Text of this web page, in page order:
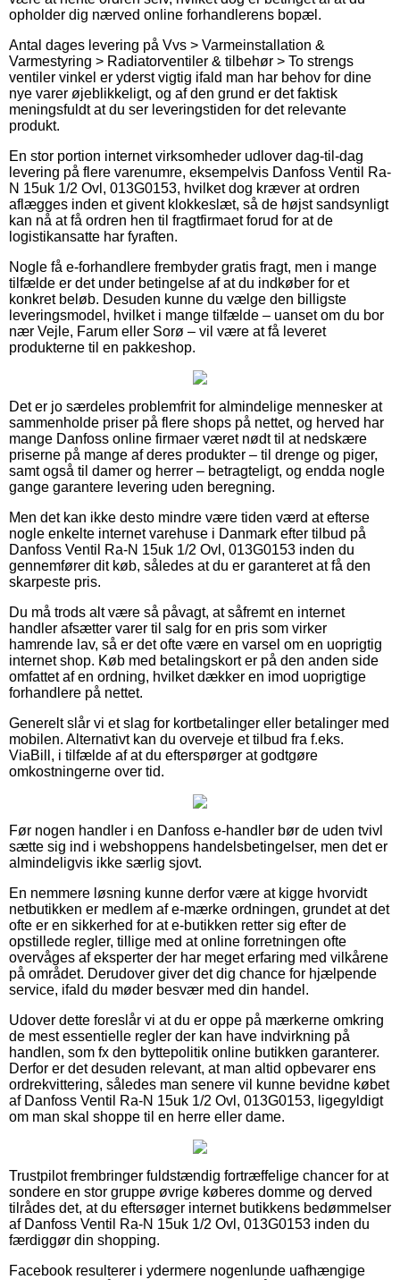
opholder dig nærved online forhandlerens bopæl.
Antal dages levering på Vvs > Varmeinstallation &
Varmestyring > Radiatorventiler & tilbehør > To strengs
ventiler vinkel er yderst vigtig ifald man har behov for dine
nye varer øjeblikkeligt, og af den grund er det faktisk
meningsfuldt at du ser leveringstiden for det relevante
produkt.
En stor portion internet virksomheder udlover dag-til-dag
levering på flere varenumre, eksempelvis Danfoss Ventil Ra-
N 15uk 1/2 Ovl, 013G0153, hvilket dog kræver at ordren
aflægges inden et givent klokkeslæt, så de højst sandsynligt
kan nå at få ordren hen til fragtfirmaet forud for at de
logistikansatte har fyraften.
Nogle få e-forhandlere frembyder gratis fragt, men i mange
tilfælde er det under betingelse af at du indkøber for et
konkret beløb. Desuden kunne du vælge den billigste
leveringsmodel, hvilket i mange tilfælde – uanset om du bor
nær Vejle, Farum eller Sorø – vil være at få leveret
produkterne til en pakkeshop.
Det er jo særdeles problemfrit for almindelige mennesker at
sammenholde priser på flere shops på nettet, og herved har
mange Danfoss online firmaer været nødt til at nedskære
priserne på mange af deres produkter – til drenge og piger,
samt også til damer og herrer – betragteligt, og endda nogle
gange garantere levering uden beregning.
Men det kan ikke desto mindre være tiden værd at efterse
nogle enkelte internet varehuse i Danmark efter tilbud på
Danfoss Ventil Ra-N 15uk 1/2 Ovl, 013G0153 inden du
gennemfører dit køb, således at du er garanteret at få den
skarpeste pris.
Du må trods alt være så påvagt, at såfremt en internet
handler afsætter varer til salg for en pris som virker
hamrende lav, så er det ofte være en varsel om en uoprigtig
internet shop. Køb med betalingskort er på den anden side
omfattet af en ordning, hvilket dækker en imod uoprigtige
forhandlere på nettet.
Generelt slår vi et slag for kortbetalinger eller betalinger med
mobilen. Alternativt kan du overveje et tilbud fra f.eks.
ViaBill, i tilfælde af at du efterspørger at godtgøre
omkostningerne over tid.
Før nogen handler i en Danfoss e-handler bør de uden tvivl
sætte sig ind i webshoppens handelsbetingelser, men det er
almindeligvis ikke særlig sjovt.
En nemmere løsning kunne derfor være at kigge hvorvidt
netbutikken er medlem af e-mærke ordningen, grundet at det
ofte er en sikkerhed for at e-butikken retter sig efter de
opstillede regler, tillige med at online forretningen ofte
overvåges af eksperter der har meget erfaring med vilkårene
på området. Derudover giver det dig chance for hjælpende
service, ifald du møder besvær med din handel.
Udover dette foreslår vi at du er oppe på mærkerne omkring
de mest essentielle regler der kan have indvirkning på
handlen, som fx den byttepolitik online butikken garanterer.
Derfor er det desuden relevant, at man altid opbevarer ens
ordrekvittering, således man senere vil kunne bevidne købet
af Danfoss Ventil Ra-N 15uk 1/2 Ovl, 013G0153, ligegyldigt
om man skal shoppe til en herre eller dame.
Trustpilot frembringer fuldstændig fortræffelige chancer for at
sondere en stor gruppe øvrige køberes domme og derved
tilrådes det, at du eftersøger internet butikkens bedømmelser
af Danfoss Ventil Ra-N 15uk 1/2 Ovl, 013G0153 inden du
færdiggør din shopping.
Facebook resulterer i ydermere nogenlunde uafhængige